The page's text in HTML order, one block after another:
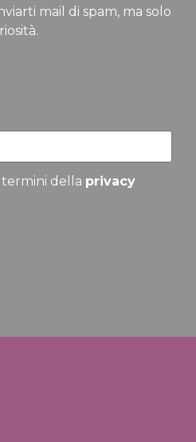
mail di spam, ma solo
della privacy